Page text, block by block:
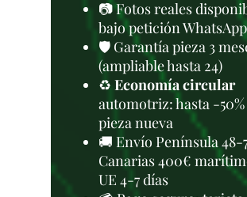
📷 Fotos reales
bajo petición WhatsApp
🛡️ Garantía pieza 3
(ampliable hasta 24)
♻️Economía circular
automotriz: hasta -50%
pieza nueva
🚚 Envío Península 48-
Canarias 400€
UE 4-7 días